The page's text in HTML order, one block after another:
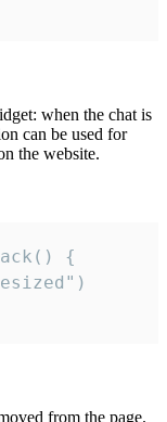
when the chat is
can be used for
the website.
{
from the page.